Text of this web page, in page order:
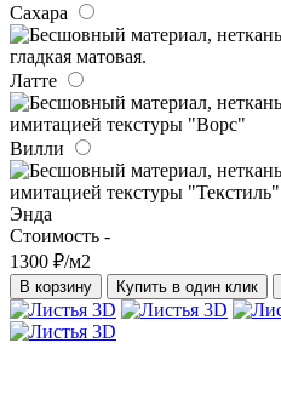
Сахара
Латте
Вилли
Энда
Стоимость -
1300 ₽/м2
В корзину Купить в один клик